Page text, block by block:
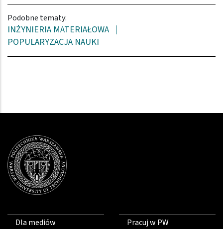
Podobne tematy:
INŻYNIERIA MATERIAŁOWA
POPULARYZACJA NAUKI
Dla mediów
Pracuj w PW